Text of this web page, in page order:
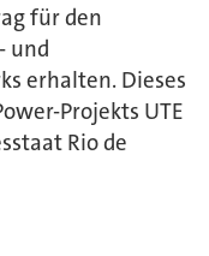
für den
und
erhalten. Dieses
Projekts UTE
Rio de